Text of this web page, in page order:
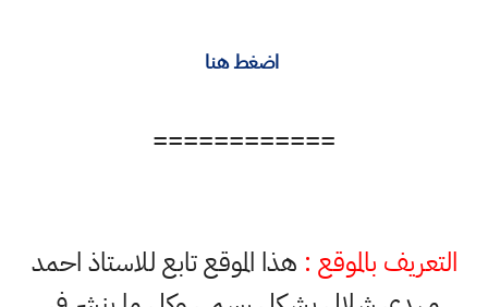
اضغط هنا
============
التعريف بالموقع : هذا الموقع تابع للاستاذ احمد